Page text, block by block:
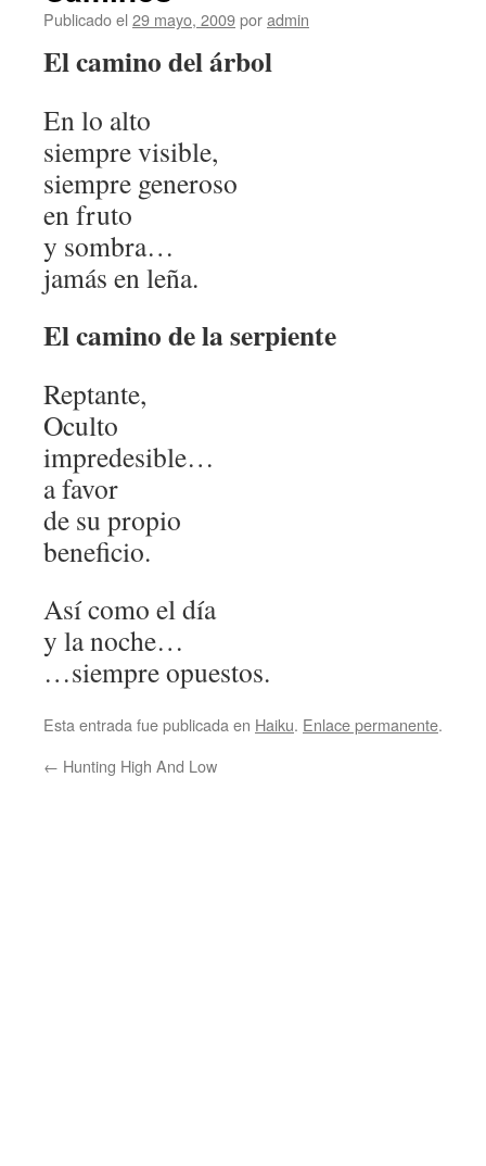
Publicado el 29 mayo, 2009poradmin
El camino del árbol
En lo alto
siempre visible,
siempre generoso
en fruto
y sombra…
jamás en leña.
El camino de la serpiente
Reptante,
Oculto
impredesible…
a favor
de su propio
beneficio.
Así como el día
y la noche…
…siempre opuestos.
Esta entrada fue publicada en Haiku. Enlace permanente.
← Hunting High And Low